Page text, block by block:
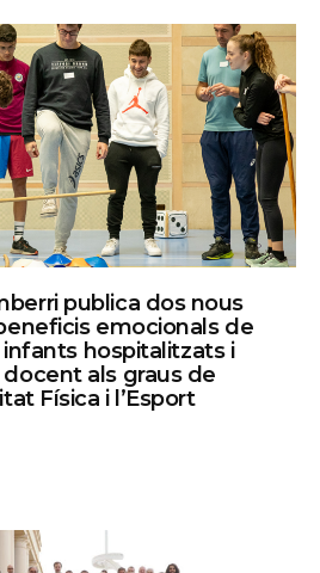
publica dos nous
emocionals de
infants hospitalitzats i
als graus de
Física i l’Esport